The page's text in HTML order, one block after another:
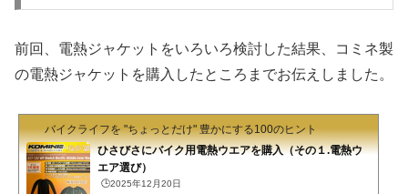
前回、電熱ジャケットをいろいろ検討した結果、コミネ製
の電熱ジャケットを購入したところまでお伝えしました。
バイクライフを "ちょっとだけ" 豊かにする100のヒント
ひさびさにバイク用電熱ウエアを購入（その１.電熱ウ
エア選び）
🕒️2025年12月20日